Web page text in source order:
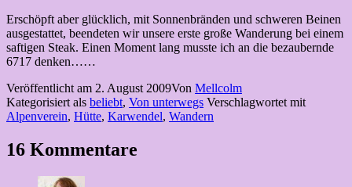
Erschöpft aber glücklich, mit Sonnenbränden und schweren Beinen
ausgestattet, beendeten wir unsere erste große Wanderung bei einem
saftigen Steak. Einen Moment lang musste ich an die bezaubernde
6717 denken……
Veröffentlicht am 2. August 2009Von Mellcolm
Kategorisiert als beliebt, Von unterwegs Verschlagwortet mit
Alpenverein, Hütte, Karwendel, Wandern
16 Kommentare